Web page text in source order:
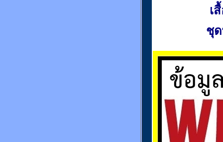
เ
ชุ